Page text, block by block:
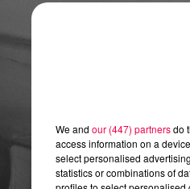
We and our (447) partnersdo
access information on a
select personalised
statistics or combinations of